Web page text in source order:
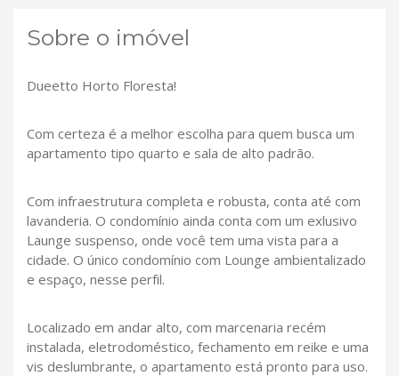
Sobre o imóvel
Dueetto Horto Floresta!
Com certeza é a melhor escolha para quem busca um
apartamento tipo quarto e sala de alto padrão.
Com infraestrutura completa e robusta, conta até com
lavanderia. O condomínio ainda conta com um exlusivo
Launge suspenso, onde você tem uma vista para a
cidade. O único condomínio com Lounge ambientalizado
e espaço, nesse perfil.
Localizado em andar alto, com marcenaria recém
instalada, eletrodoméstico, fechamento em reike e uma
vis deslumbrante, o apartamento está pronto para uso.